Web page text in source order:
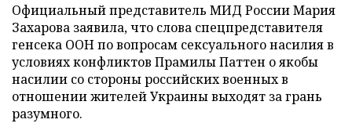
Официальный представитель МИД России Мария
Захарова заявила, что слова спецпредставителя
генсека ООН по вопросам сексуального насилия в
условиях конфликтов Прамилы Паттен о якобы
насилии со стороны российских военных в
отношении жителей Украины выходят за грань
разумного.